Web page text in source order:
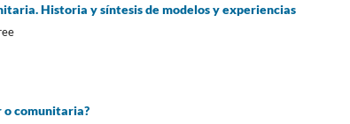
Historia y síntesis de modelos y experiencias
o comunitaria?